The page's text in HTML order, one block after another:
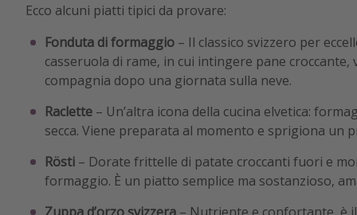
Ecco alcuni piatti tipici da provare:
Fonduta di formaggio – Il classico svizzero per
casseruola di rame, in cui intingere pane
compagnia dopo una giornata sulla neve.
Raclette – Un’altra icona della cucina elvetica:
secca. Viene preparata al momento e sprigiona un
Rösti – Dorate frittelle di patate croccanti fuori e
formaggio. È un piatto semplice ma sostanzioso,
Zuppa d’orzo svizzera – Nutriente e confortante, è